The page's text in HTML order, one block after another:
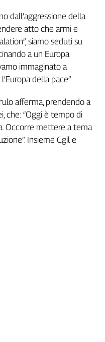
dall’aggressione della
atto che armi e
siamo seduti su
a un Europa
immaginato a
della pace”.
afferma, prendendo a
che: “Oggi è tempo di
Occorre mettere a tema
Insieme Cgil e